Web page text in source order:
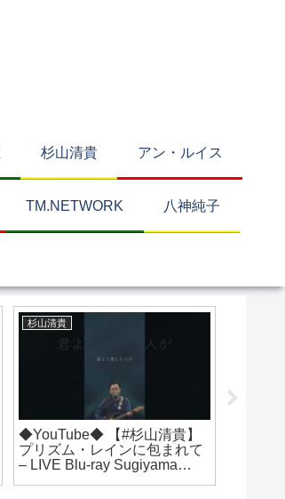
杉山清貴 アン・ルイス
TM.NETWORK 八神純子
杉山清貴
◆YouTube◆ 【#杉山清貴】
プリズム・レインに包まれて
– LIVE Blu-ray Sugiyama